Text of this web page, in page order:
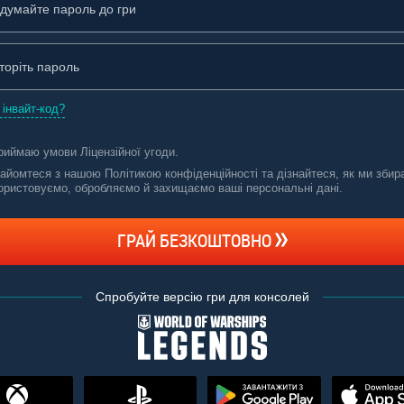
код?
умови Ліцензійної угоди.
з нашою Політикою конфіденційності та дізнайтеся, як ми
обробляємо й захищаємо ваші персональні дані.
ГРАЙ БЕЗКОШТОВНО
Спробуйте версію гри для консолей